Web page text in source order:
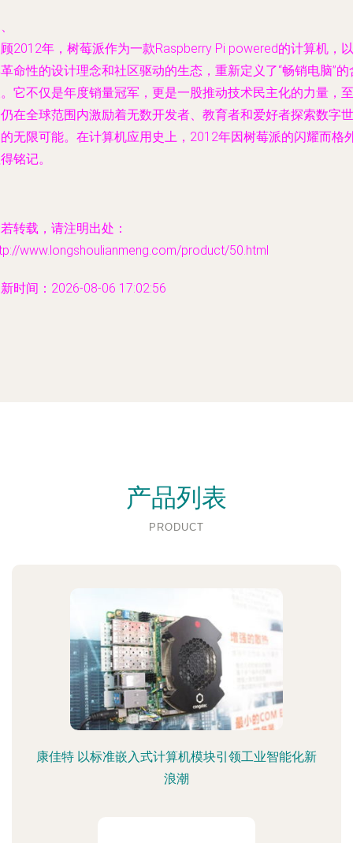
2012年，树莓派作为一款Raspberry Pi powered的计算机，以
命性的设计理念和社区驱动的生态，重新定义了“畅销电脑”的
它不仅是年度销量冠军，更是一股推动技术民主化的力量，至
在全球范围内激励着无数开发者、教育者和爱好者探索数字世
无限可能。在计算机应用史上，2012年因树莓派的闪耀而格
铭记。
转载，请注明出处：
www.longshoulianmeng.com/product/50.html
时间：2026-08-06 17:02:56
产品列表
PRODUCT
康佳特 以标准嵌入式计算机模块引领工业智能化新
浪潮